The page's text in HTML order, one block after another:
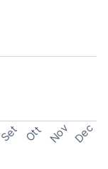
Set Ott Nov Dec